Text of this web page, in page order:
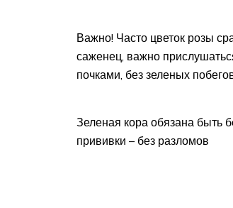
Важно! Часто цветок розы
саженец, важно
почками, без зеленых
Зеленая кора обязана быть
прививки – без разломов